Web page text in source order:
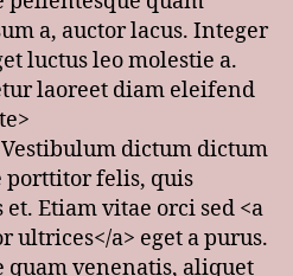
a, auctor lacus. Integer
luctus leo molestie a.
laoreet diam eleifend
dictum dictum
porttitor felis, quis
Etiam vitae orci sed <a
ultrices</a> eget a purus.
quam venenatis, aliquet